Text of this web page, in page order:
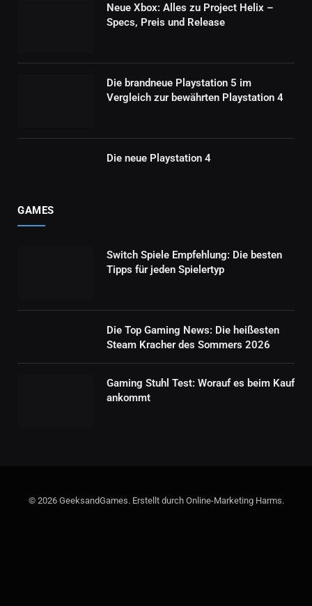
Neue Xbox: Alles zu Project Helix –
Specs, Preis und Release
Die brandneue Playstation 5 im
Vergleich zur bewährten Playstation 4
Die neue Playstation 4
GAMES
Switch Spiele Empfehlung: Die besten
Tipps für jeden Spielertyp
Die Top Gaming News: Die heißesten
Steam Kracher des Sommers 2026
Gaming Stuhl Test: Worauf es beim Kauf
ankommt
© 2026 GeeksandGames. Erstellt durch Online-Marketing Harms.